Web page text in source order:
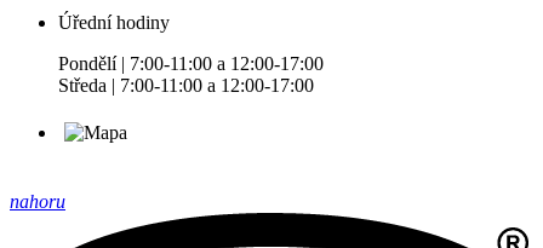
Úřední hodiny
Pondělí | 7:00-11:00 a 12:00-17:00
Středa | 7:00-11:00 a 12:00-17:00
nahoru